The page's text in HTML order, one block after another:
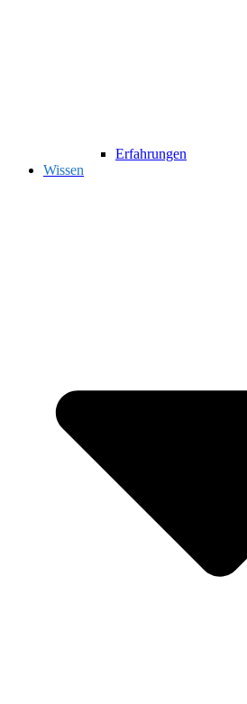
Erfahrungen
Wissen